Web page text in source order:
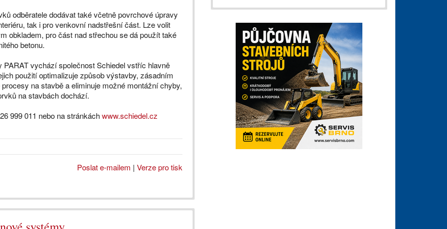
odběratele dodávat také včetně povrchové úpravy
tak i pro venkovní nadstřešní část. Lze volit
obkladem, pro část nad střechou se dá použít také
betonu.
vychází společnost Schiedel vstříc hlavně
použití optimalizuje způsob výstavby, zásadním
na stavbě a eliminuje možné montážní chyby,
na stavbách dochází.
999 011 nebo na stránkáchwww.schiedel.cz
Poslat e-mailem | Verze pro tisk